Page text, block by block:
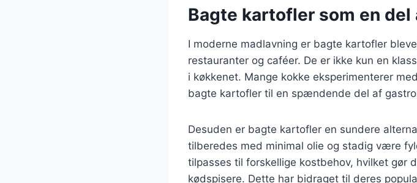
Bagte kartofler som en
I moderne madlavning er bagte kartofler
restauranter og caféer. De er ikke kun en
i køkkenet. Mange kokke eksperimenterer
bagte kartofler til en spændende del af
Desuden er bagte kartofler en sundere
tilberedes med minimal olie og stadig være
tilpasses til forskellige kostbehov, hvilket gør
kødspisere. Dette har bidraget til deres